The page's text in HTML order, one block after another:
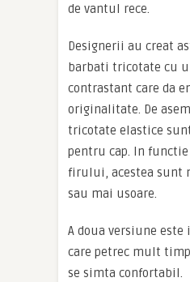
de vantul rece.
Designerii au creat
barbati tricotate cu
contrastant care da
originalitate. De
tricotate elastice
pentru cap. In functie
firului, acestea sunt
sau mai usoare.
A doua versiune este
care petrec mult
se simta confortabil.